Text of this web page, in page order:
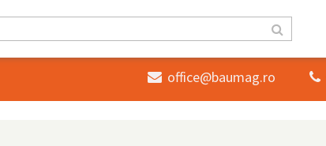
 office@baumag.ro 